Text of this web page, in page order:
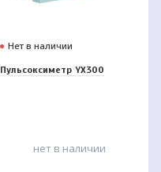
Нет в наличии
Пульсоксиметр YX300
нет в наличии